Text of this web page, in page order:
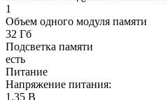
1
Объем одного модуля памяти
32 Гб
Подсветка памяти
есть
Питание
Напряжение питания:
1.35 В